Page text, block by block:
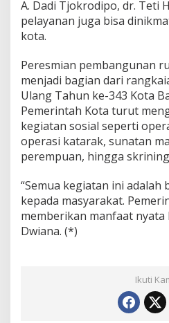
A. Dadi Tjokrodipo, dr. Teti
pelayanan juga bisa
kota.
Peresmian pembangunan
menjadi bagian dari
Ulang Tahun ke-343 Kota
Pemerintah Kota turut
kegiatan sosial seperti
operasi katarak, sunatan
perempuan, hingga
“Semua kegiatan ini
kepada masyarakat.
memberikan manfaat nyata
Dwiana. (*)
Ikuti